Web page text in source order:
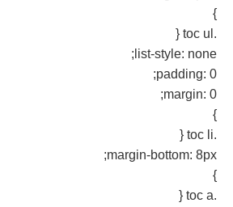
}
.toc ul {
list-style: none;
padding: 0;
margin: 0;
}
.toc li {
margin-bottom: 8px;
}
.toc a {